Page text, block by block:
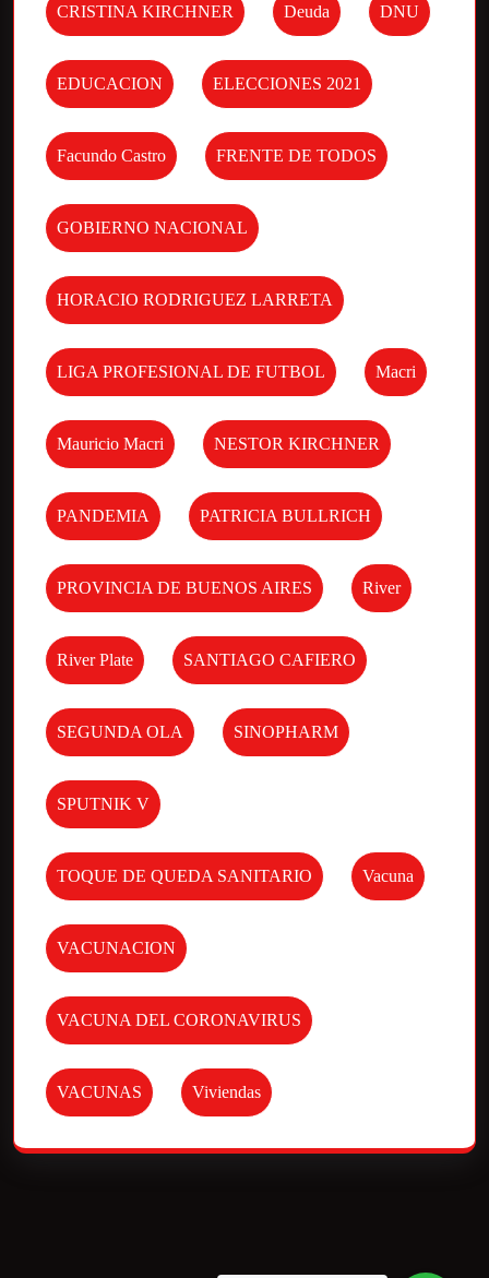
CRISTINA KIRCHNER Deuda DNU
EDUCACION ELECCIONES 2021
Facundo Castro FRENTE DE TODOS
GOBIERNO NACIONAL
HORACIO RODRIGUEZ LARRETA
LIGA PROFESIONAL DE FUTBOL Macri
Mauricio Macri NESTOR KIRCHNER
PANDEMIA PATRICIA BULLRICH
PROVINCIA DE BUENOS AIRES River
River Plate SANTIAGO CAFIERO
SEGUNDA OLA SINOPHARM
SPUTNIK V
TOQUE DE QUEDA SANITARIO Vacuna
VACUNACION
VACUNA DEL CORONAVIRUS
VACUNAS Viviendas